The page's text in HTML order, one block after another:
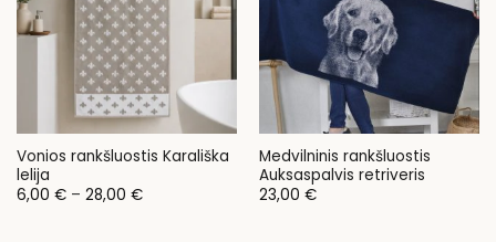
Vonios rankšluostis Karališka
lelija
6,00 € – 28,00 €Price
Medvilninis rankšluostis
Auksaspalvis retriveris
23,00 €